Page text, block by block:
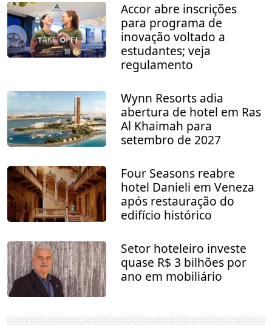
Accor abre inscrições
para programa de
inovação voltado a
estudantes; veja
regulamento
Wynn Resorts adia
abertura de hotel em Ras
Al Khaimah para
setembro de 2027
Four Seasons reabre
hotel Danieli em Veneza
após restauração do
edifício histórico
Setor hoteleiro investe
quase R$ 3 bilhões por
ano em mobiliário